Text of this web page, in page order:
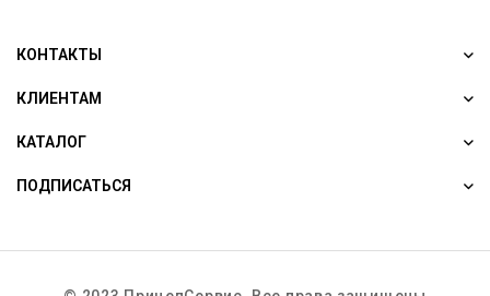
КОНТАКТЫ
КЛИЕНТАМ
КАТАЛОГ
ПОДПИСАТЬСЯ